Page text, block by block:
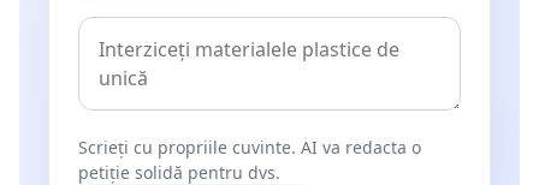
Scrieți cu propriile cuvinte. AI va redacta o
petiție solidă pentru dvs.